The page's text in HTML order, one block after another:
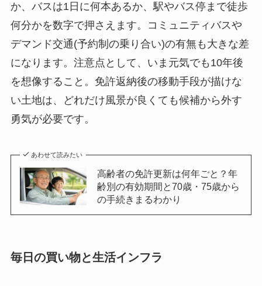
か、バスは1日に何本あるか、駅やバス停まで徒歩
何分かを数字で押さえます。コミュニティバスや
デマンド交通(予約制の乗り合い)の有無も大きな差
になります。注意点として、いま元気でも10年後
を想像すること。免許返納後の移動手段が描けな
い土地は、どれだけ風景が良くても候補から外す
勇気が必要です。
あわせて読みたい
高齢者の免許更新は何年ごと？年
齢別の有効期間と70歳・75歳から
の手続きまるわかり
毎日の買い物と生活インフラ